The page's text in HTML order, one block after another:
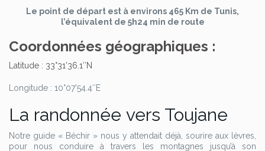
Le point de départ est à environs 465 Km de Tunis,
l’équivalent de 5h24 min de route
Coordonnées géographiques :
Latitude : 33°31’36.1″N
Longitude : 10°07’54.4″E
La randonnée vers Toujane
Notre guide « Béchir » nous y attendait déjà, sourire aux lèvres,
pour nous conduire à travers les montagnes jusqu’à son